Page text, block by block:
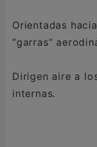
Orientadas
“garras”
Dirigen aire a
internas.